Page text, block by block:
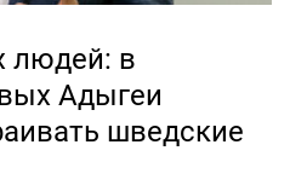
людей: в
Адыгеи
шведские